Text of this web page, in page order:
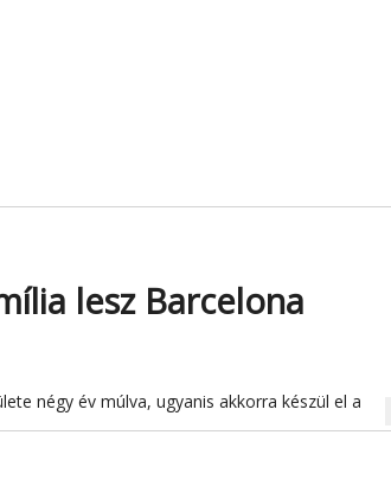
lesz Barcelona
négy év múlva, ugyanis akkorra készül el a